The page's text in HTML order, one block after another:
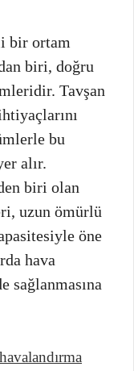
bir ortam
biri, doğru
Tavşan
bu
alır.
biri olan
uzun ömürlü
öne
hava
sağlanmasına
havalandırma